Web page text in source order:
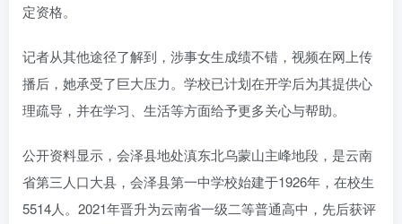
定资格。
记者从其他途径了解到，涉事女生成绩不错，视频在网上传
播后，她承受了巨大压力。学校已计划在开学后为其提供心
理疏导，并在学习、生活等方面给予更多关心与帮助。
公开资料显示，会泽县地处滇东北乌蒙山主峰地段，是云南
省第三人口大县，会泽县第一中学校始建于1926年，在校生
5514人。2021年晋升为云南省一级二等普通高中，先后获评